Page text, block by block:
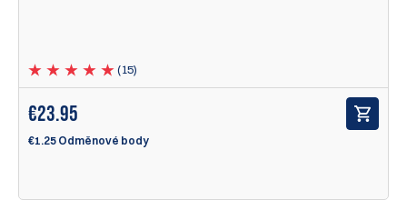
(15)
€23.95
€1.25 Odměnové body